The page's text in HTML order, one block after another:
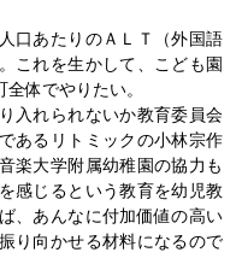
口あたりのＡＬＴ（外国語
これを生かして、こども園
体でやりたい。
入れられないか教育委員会
あるリトミックの小林宗作
楽大学附属幼稚園の協力も
感じるという教育を幼児教
、あんなに付加価値の高い
り向かせる材料になるので